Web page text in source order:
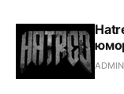
ADMIN